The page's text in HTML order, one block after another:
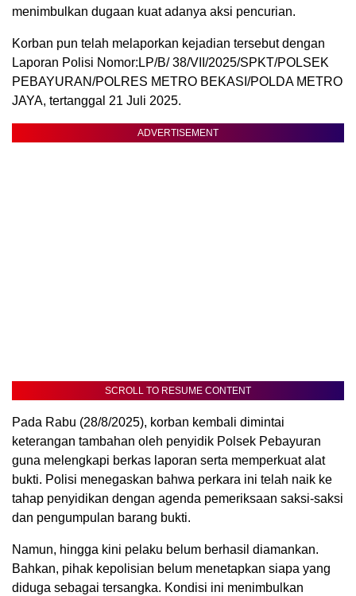
menimbulkan dugaan kuat adanya aksi pencurian.
Korban pun telah melaporkan kejadian tersebut dengan
Laporan Polisi Nomor:LP/B/ 38/VII/2025/SPKT/POLSEK
PEBAYURAN/POLRES METRO BEKASI/POLDA METRO
JAYA, tertanggal 21 Juli 2025.
ADVERTISEMENT
SCROLL TO RESUME CONTENT
Pada Rabu (28/8/2025), korban kembali dimintai
keterangan tambahan oleh penyidik Polsek Pebayuran
guna melengkapi berkas laporan serta memperkuat alat
bukti. Polisi menegaskan bahwa perkara ini telah naik ke
tahap penyidikan dengan agenda pemeriksaan saksi-saksi
dan pengumpulan barang bukti.
Namun, hingga kini pelaku belum berhasil diamankan.
Bahkan, pihak kepolisian belum menetapkan siapa yang
diduga sebagai tersangka. Kondisi ini menimbulkan